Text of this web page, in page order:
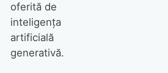
oferită de
inteligența
artificială
generativă.